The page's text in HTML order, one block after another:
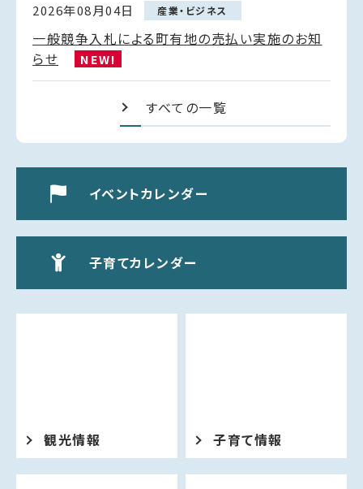
2026年08月04日 産業・ビジネス
一般競争入札による町有地の売払い実施のお知
らせ
NEW!
2026年08月04日 スポーツ・文化
「朗読会 芥川龍之介を聴く ～ギター演奏とと
（8/4更新）ご注意ください！クマの目撃情報があ
りました
NEW!
2026年08月03日 産業・ビジネス
2026年08月01日 子育て・教育
すべての一覧
イベントカレンダー
子育てカレンダー
観光情報 子育て情報